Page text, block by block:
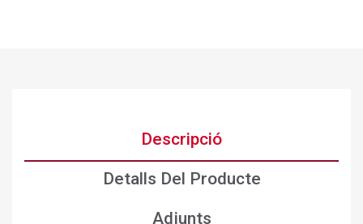
Descripció
Detalls Del Producte
Adjunts